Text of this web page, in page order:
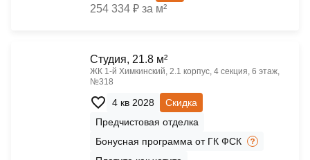
254 334 ₽ за м²
Cтудия, 21.8 м²
ЖК 1‑й Химкинский, 2.1 корпус, 4 секция, 6 этаж,
№318
4 кв 2028
Скидка
Предчистовая отделка
Бонусная программа от ГК ФСК